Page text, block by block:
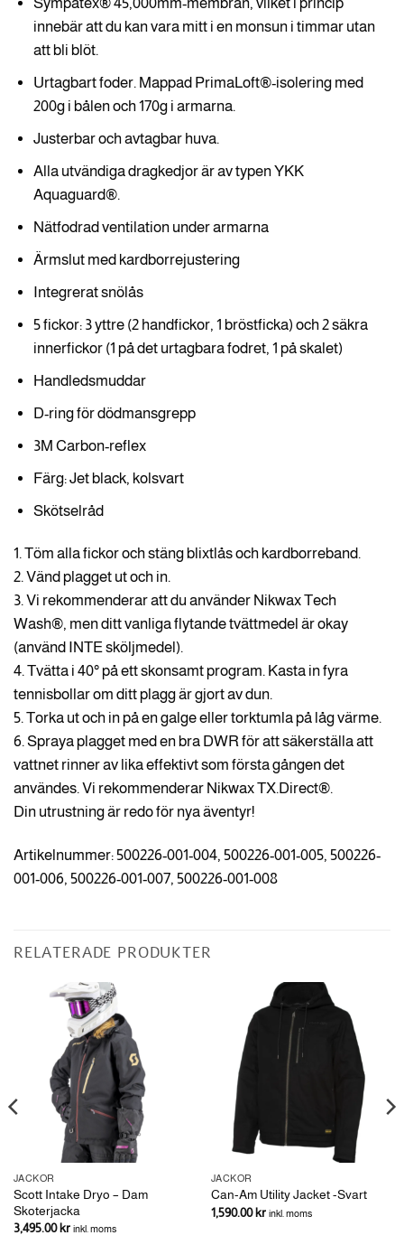
innebär att du kan vara mitt i en monsun i timmar utan
att bli blöt.
Urtagbart foder. Mappad PrimaLoft®-isolering med
200g i bålen och 170g i armarna.
Justerbar och avtagbar huva.
Alla utvändiga dragkedjor är av typen YKK
Aquaguard®.
Nätfodrad ventilation under armarna
Ärmslut med kardborrejustering
Integrerat snölås
5 fickor: 3 yttre (2 handfickor, 1 bröstficka) och 2 säkra
innerfickor (1 på det urtagbara fodret, 1 på skalet)
Handledsmuddar
D-ring för dödmansgrepp
3M Carbon-reflex
Färg: Jet black, kolsvart
Skötselråd
1. Töm alla fickor och stäng blixtlås och kardborreband.
2. Vänd plagget ut och in.
3. Vi rekommenderar att du använder Nikwax Tech
Wash®, men ditt vanliga flytande tvättmedel är okay
(använd INTE sköljmedel).
4. Tvätta i 40° på ett skonsamt program. Kasta in fyra
tennisbollar om ditt plagg är gjort av dun.
5. Torka ut och in på en galge eller torktumla på låg värme.
6. Spraya plagget med en bra DWR för att säkerställa att
vattnet rinner av lika effektivt som första gången det
användes. Vi rekommenderar Nikwax TX.Direct®.
Din utrustning är redo för nya äventyr!
Artikelnummer: 500226-001-004, 500226-001-005, 500226-
001-006, 500226-001-007, 500226-001-008
RELATERADE PRODUKTER
JACKOR
Scott Intake Dryo – Dam
Skoterjacka
3,495.00kr inkl. moms
JACKOR
Can-Am Utility Jacket -Svart
1,590.00kr inkl. moms